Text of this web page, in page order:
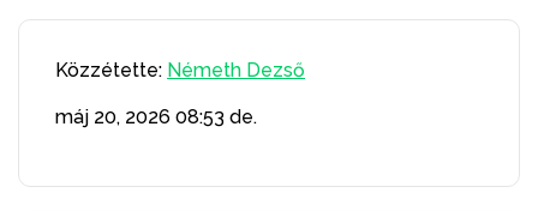
Közzétette: Németh Dezső
máj 20, 2026 08:53 de.